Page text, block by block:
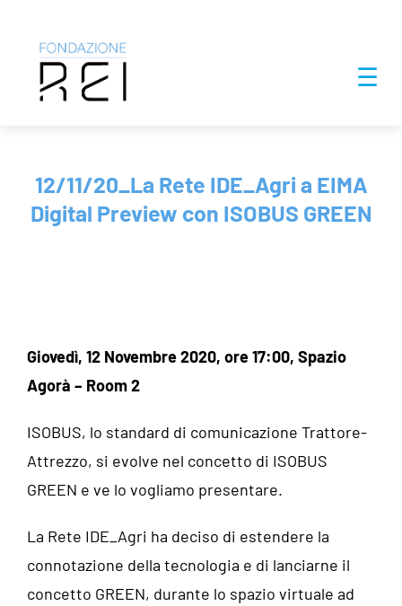
☰
12/11/20_La Rete IDE_Agri a EIMA
Digital Preview con ISOBUS GREEN
Giovedì, 12 Novembre 2020, ore 17:00, Spazio
Agorà – Room 2
ISOBUS, lo standard di comunicazione Trattore-
Attrezzo, si evolve nel concetto di ISOBUS
GREEN e ve lo vogliamo presentare.
La Rete IDE_Agri ha deciso di estendere la
connotazione della tecnologia e di lanciarne il
concetto GREEN, durante lo spazio virtuale ad